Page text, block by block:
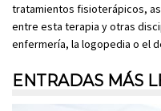
tratamientos fisioterápicos,
entre esta terapia y otras
enfermería, la logopedia o el
ENTRADAS MÁS